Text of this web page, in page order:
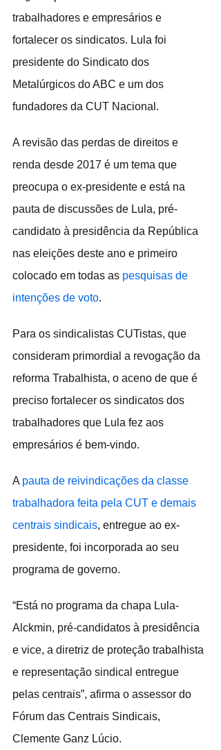
trabalhadores e empresários e
fortalecer os sindicatos. Lula foi
presidente do Sindicato dos
Metalúrgicos do ABC e um dos
fundadores da CUT Nacional.
A revisão das perdas de direitos e
renda desde 2017 é um tema que
preocupa o ex-presidente e está na
pauta de discussões de Lula, pré-
candidato à presidência da República
nas eleições deste ano e primeiro
colocado em todas as pesquisas de
intenções de voto.
Para os sindicalistas CUTistas, que
consideram primordial a revogação da
reforma Trabalhista, o aceno de que é
preciso fortalecer os sindicatos dos
trabalhadores que Lula fez aos
empresários é bem-vindo.
A pauta de reivindicações da classe
trabalhadora feita pela CUT e demais
centrais sindicais, entregue ao ex-
presidente, foi incorporada ao seu
programa de governo.
“Está no programa da chapa Lula-
Alckmin, pré-candidatos à presidência
e vice, a diretriz de proteção trabalhista
e representação sindical entregue
pelas centrais”, afirma o assessor do
Fórum das Centrais Sindicais,
Clemente Ganz Lúcio.